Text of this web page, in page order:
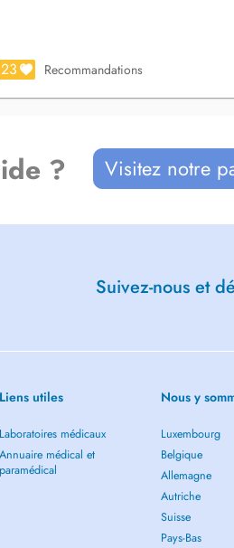
allemand, italien,
du centre réservé
23 Recommandations
? Visitez notre
Suivez-nous et
Liens utiles
Laboratoires médicaux
Annuaire médical et
paramédical
Nous y
Luxembourg
Belgique
Allemagne
Autriche
Suisse
Pays-Bas